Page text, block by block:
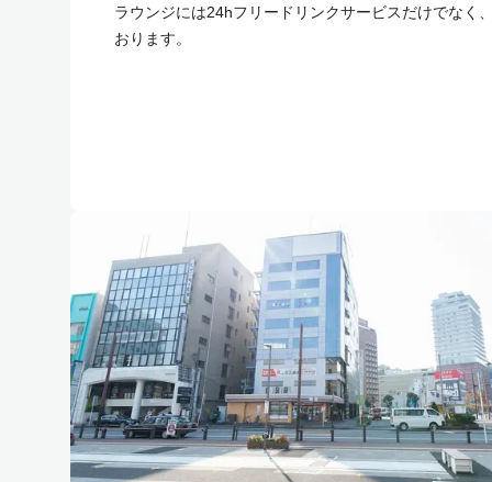
ラウンジには24hフリードリンクサービスだけでなく
おります。